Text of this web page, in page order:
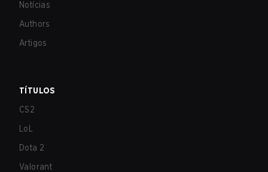
Notícias
Authors
Artigos
TÍTULOS
CS2
LoL
Dota 2
Valorant